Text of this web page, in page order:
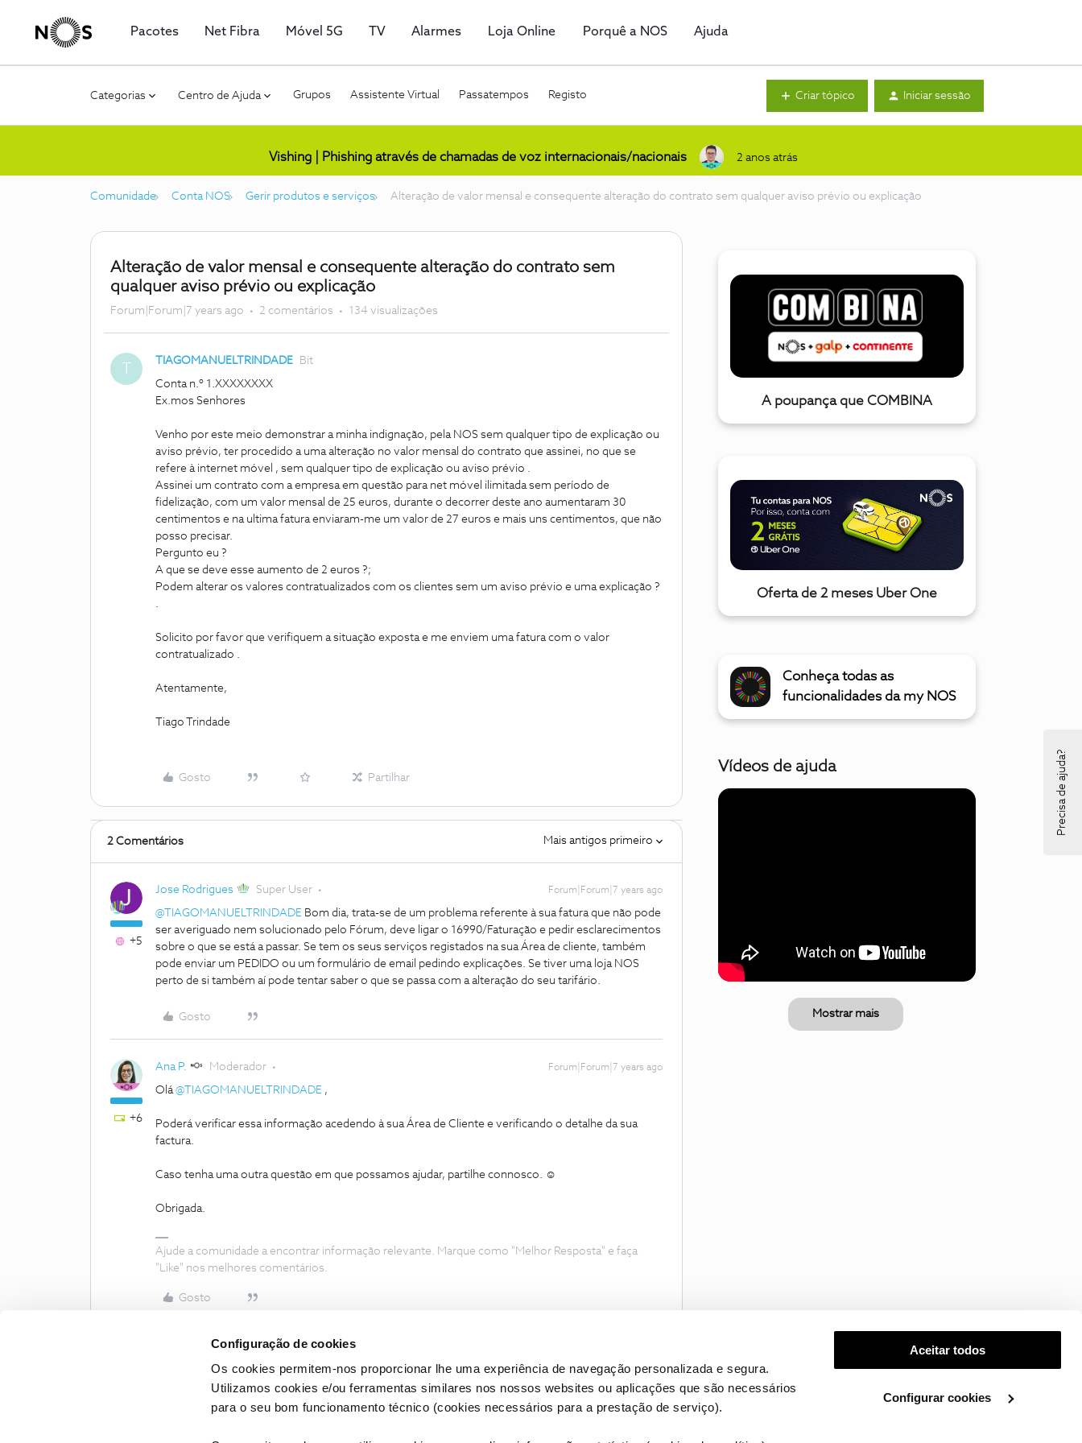
Configuração de cookies
Os cookies permitem-nos proporcionar lhe uma experiência de navegação personalizada e segura.
Utilizamos cookies e/ou ferramentas similares nos nossos websites ou aplicações que são necessários
para o seu bom funcionamento técnico (cookies necessários para a prestação de serviço).
Aceitar todos
Configurar cookies
Pacotes Net Fibra Móvel 5G TV Alarmes Loja Online Porquê a NOS Ajuda
Categorias Centro de Ajuda Grupos Assistente Virtual Passatempos Registo Criar tópico Iniciar sessão
Vishing | Phishing através de chamadas de voz internacionais/nacionais 2 anos atrás
Comunidade Conta NOS Gerir produtos e serviços Alteração de valor mensal e consequente alteração do contrato sem qualquer aviso prévio ou explicação
Alteração de valor mensal e consequente alteração do contrato sem
qualquer aviso prévio ou explicação
Forum|Forum|7 years ago 2 comentários 134 visualizações
TIAGOMANUELTRINDADE Bit
Conta n.º 1.XXXXXXXX
Ex.mos Senhores
Venho por este meio demonstrar a minha indignação, pela NOS sem qualquer tipo de explicação ou
aviso prévio, ter procedido a uma alteração no valor mensal do contrato que assinei, no que se
refere à internet móvel , sem qualquer tipo de explicação ou aviso prévio .
Assinei um contrato com a empresa em questão para net móvel ilimitada sem período de
fidelização, com um valor mensal de 25 euros, durante o decorrer deste ano aumentaram 30
centimentos e na ultima fatura enviaram-me um valor de 27 euros e mais uns centimentos, que não
posso precisar.
Pergunto eu ?
A que se deve esse aumento de 2 euros ?;
Podem alterar os valores contratualizados com os clientes sem um aviso prévio e uma explicação ?
.
Solicito por favor que verifiquem a situação exposta e me enviem uma fatura com o valor
contratualizado .
Atentamente,
Tiago Trindade
Gosto Partilhar
2 Comentários Mais antigos primeiro
+5
Jose Rodrigues Super User Forum|Forum|7 years ago
@TIAGOMANUELTRINDADE Bom dia, trata-se de um problema referente à sua fatura que não pode
ser averiguado nem solucionado pelo Fórum, deve ligar o 16990/Faturação e pedir esclarecimentos
sobre o que se está a passar. Se tem os seus serviços registados na sua Área de cliente, também
pode enviar um PEDIDO ou um formulário de email pedindo explicações. Se tiver uma loja NOS
perto de si também aí pode tentar saber o que se passa com a alteração do seu tarifário.
Gosto
+6
Ana P. Moderador Forum|Forum|7 years ago
Olá@TIAGOMANUELTRINDADE ,
Poderá verificar essa informação acedendo à sua Área de Cliente e verificando o detalhe da sua
factura.
Caso tenha uma outra questão em que possamos ajudar, partilhe connosco. ☺️
Obrigada.
Ajude a comunidade a encontrar informação relevante. Marque como "Melhor Resposta" e faça
"Like" nos melhores comentários.
Gosto
A poupança que COMBINA
Oferta de 2 meses Uber One
Conheça todas as
funcionalidades da my NOS
Vídeos de ajuda
Mostrar mais
Precisa de ajuda?